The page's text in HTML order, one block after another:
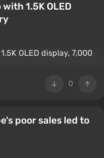
1.5K OLED
0
poor sales led to